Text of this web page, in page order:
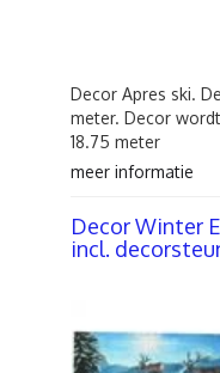
Decor Apres ski.
meter. Decor
18.75 meter
meer informatie
Decor Winter
incl.